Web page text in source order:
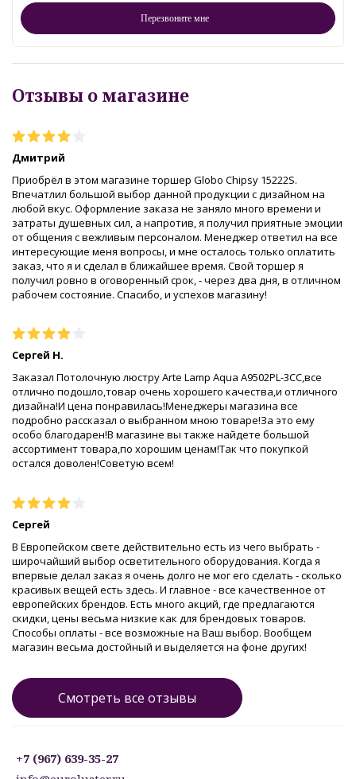
Отзывы о магазине
Дмитрий
Приобрёл в этом магазине торшер Globo Chipsy 15222S.
Впечатлил большой выбор данной продукции с дизайном на
любой вкус. Оформление заказа не заняло много времени и
затраты душевных сил, а напротив, я получил приятные эмоции
от общения с вежливым персоналом. Менеджер ответил на все
интересующие меня вопросы, и мне осталось только оплатить
заказ, что я и сделал в ближайшее время. Свой торшер я
получил ровно в оговоренный срок, - через два дня, в отличном
рабочем состояние. Спасибо, и успехов магазину!
Сергей Н.
Заказал Потолочную люстру Arte Lamp Aqua A9502PL-3CC,все
отлично подошло,товар очень хорошего качества,и отличного
дизайна!И цена понравилась!Менеджеры магазина все
подробно рассказал о выбранном мною товаре!За это ему
особо благодарен!В магазине вы также найдете большой
ассортимент товара,по хорошим ценам!Так что покупкой
остался доволен!Советую всем!
Сергей
В Европейском свете действительно есть из чего выбрать -
широчайший выбор осветительного оборудования. Когда я
впервые делал заказ я очень долго не мог его сделать - сколько
красивых вещей есть здесь. И главное - все качественное от
европейских брендов. Есть много акций, где предлагаются
скидки, цены весьма низкие как для брендовых товаров.
Способы оплаты - все возможные на Ваш выбор. Вообщем
магазин весьма достойный и выделяется на фоне других!
Смотреть все отзывы
+7 (967) 639-35-27